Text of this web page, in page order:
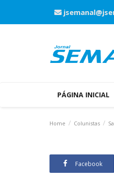
PÁGINA INICIAL
Home Colunistas
Facebook